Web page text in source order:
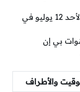
الأرجنتين تصطدم بسويسرا يوم الأحد 12 يوليو في
بي إن
والأطراف